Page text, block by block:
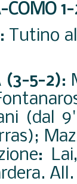
COMO
: Tutino
(3-5-2):
(dal